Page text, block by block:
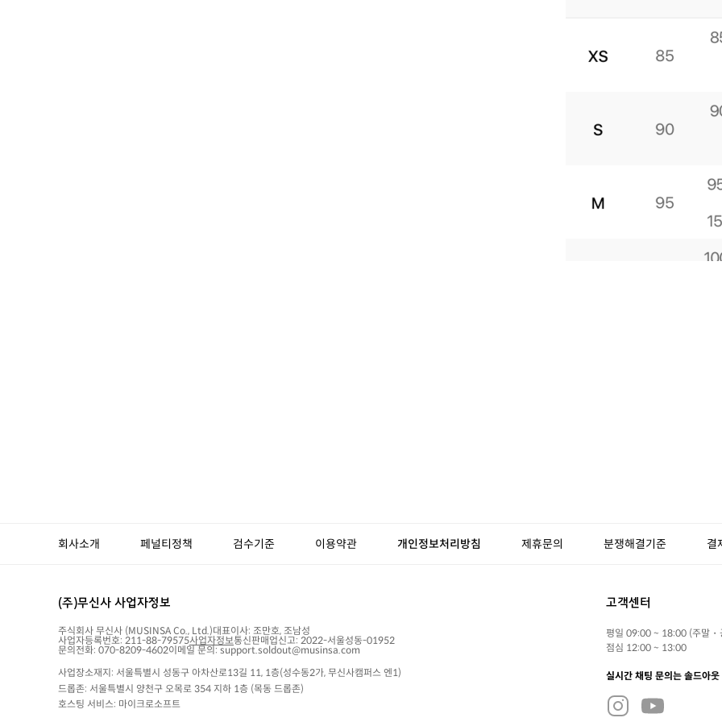
회사소개 페널티정책 검수기준 이용약관 개인정보처리방침 제휴문의 분쟁해결기준 결
(주)무신사 사업자정보
주식회사 무신사 (MUSINSA Co., Ltd.)대표이사: 조만호, 조남성
사업자등록번호: 211-88-79575사업자정보통신판매업신고: 2022-서울성동-01952
문의전화: 070-8209-4602이메일 문의: support.soldout@musinsa.com
사업장소재지: 서울특별시 성동구 아차산로13길 11, 1층(성수동2가, 무신사캠퍼스 엔1)
드롭존: 서울특별시 양천구 오목로 354 지하 1층 (목동 드롭존)
호스팅 서비스: 마이크로소프트
고객센터
평일 09:00 ~ 18:00 (주말・
점심 12:00 ~ 13:00
실시간 채팅 문의는 솔드아